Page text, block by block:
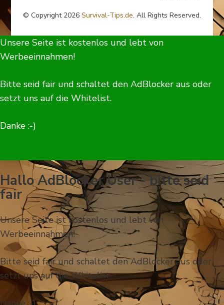
© Copyright 2026 Survival-Tips.de. All Rights Reserved.
Unsere Seite ist kostenlos und lebt von
Werbeeinnahmen!
Bitte seid fair und schaltet den AdBlocker aus oder
setzt uns auf die Whitelist.
Danke :-)
Hallo AdBlocker User - bitte seid
fair
Unsere Seite ist kostenlos und lebt von
Werbeeinnahmen!
Bitte seid fair und schaltet den AdBlocker aus oder
setzt uns auf die Whitelist.